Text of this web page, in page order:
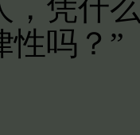
，凭什
性吗？”